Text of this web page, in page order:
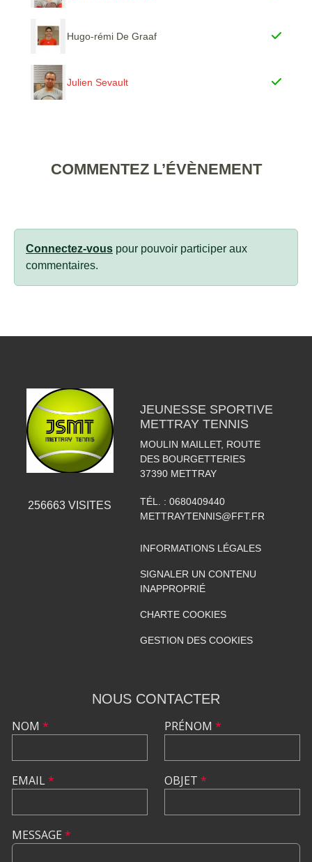
Hugo-rémi De Graaf
Julien Sevault
COMMENTEZ L’ÉVÈNEMENT
Connectez-vous pour pouvoir participer aux
commentaires.
256663 VISITES
JEUNESSE SPORTIVE
METTRAY TENNIS
MOULIN MAILLET, ROUTE
DES BOURGETTERIES
37390 METTRAY
TÉL. : 0680409440
METTRAYTENNIS@FFT.FR
INFORMATIONS LÉGALES
SIGNALER UN CONTENU
INAPPROPRIÉ
CHARTE COOKIES
GESTION DES COOKIES
NOUS CONTACTER
NOM *
EMAIL*
PRÉNOM *
OBJET *
MESSAGE *